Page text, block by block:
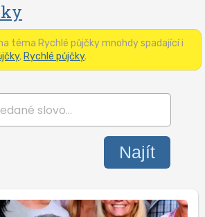
téma Rychlé půjčky mnohdy spadající i
, Rychlé půjčky.